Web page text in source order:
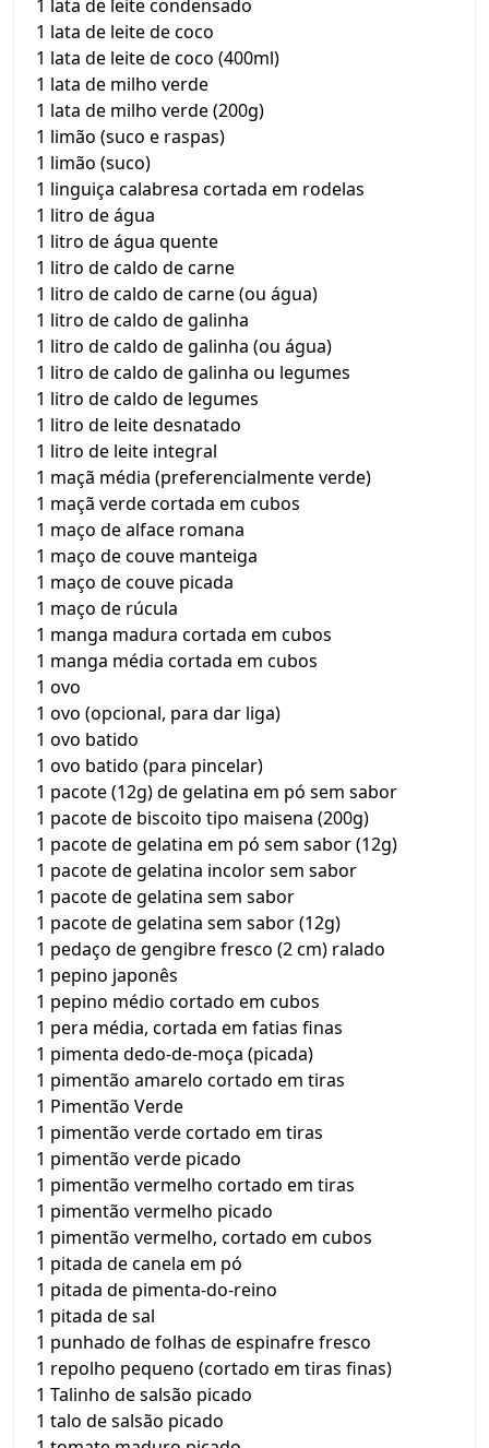
1 lata de leite condensado
1 lata de leite de coco
1 lata de leite de coco (400ml)
1 lata de milho verde
1 lata de milho verde (200g)
1 limão (suco e raspas)
1 limão (suco)
1 linguiça calabresa cortada em rodelas
1 litro de água
1 litro de água quente
1 litro de caldo de carne
1 litro de caldo de carne (ou água)
1 litro de caldo de galinha
1 litro de caldo de galinha (ou água)
1 litro de caldo de galinha ou legumes
1 litro de caldo de legumes
1 litro de leite desnatado
1 litro de leite integral
1 maçã média (preferencialmente verde)
1 maçã verde cortada em cubos
1 maço de alface romana
1 maço de couve manteiga
1 maço de couve picada
1 maço de rúcula
1 manga madura cortada em cubos
1 manga média cortada em cubos
1 ovo
1 ovo (opcional, para dar liga)
1 ovo batido
1 ovo batido (para pincelar)
1 pacote (12g) de gelatina em pó sem sabor
1 pacote de biscoito tipo maisena (200g)
1 pacote de gelatina em pó sem sabor (12g)
1 pacote de gelatina incolor sem sabor
1 pacote de gelatina sem sabor
1 pacote de gelatina sem sabor (12g)
1 pedaço de gengibre fresco (2 cm) ralado
1 pepino japonês
1 pepino médio cortado em cubos
1 pera média, cortada em fatias finas
1 pimenta dedo-de-moça (picada)
1 pimentão amarelo cortado em tiras
1 Pimentão Verde
1 pimentão verde cortado em tiras
1 pimentão verde picado
1 pimentão vermelho cortado em tiras
1 pimentão vermelho picado
1 pimentão vermelho, cortado em cubos
1 pitada de canela em pó
1 pitada de pimenta-do-reino
1 pitada de sal
1 punhado de folhas de espinafre fresco
1 repolho pequeno (cortado em tiras finas)
1 Talinho de salsão picado
1 talo de salsão picado